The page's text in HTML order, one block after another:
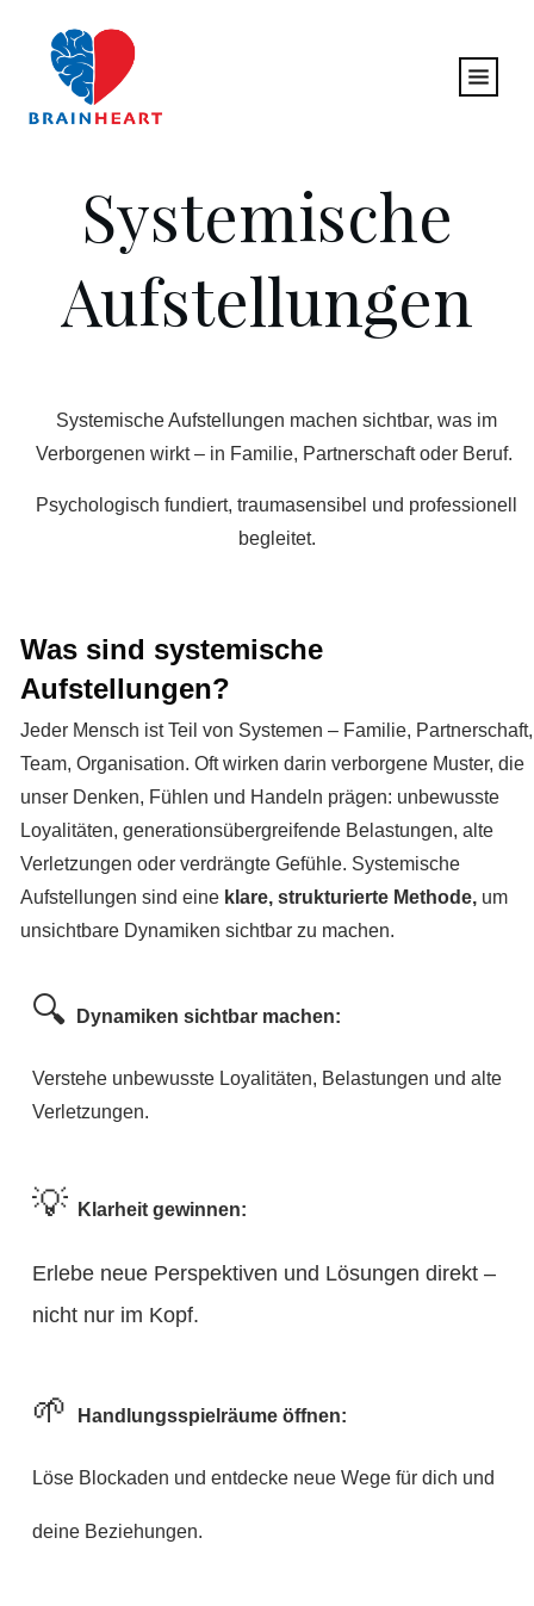
Systemische
Aufstellungen
Systemische Aufstellungen machen sichtbar, was im
Verborgenen wirkt – in Familie, Partnerschaft oder Beruf.
Psychologisch fundiert, traumasensibel und professionell
begleitet.
Was sind systemische
Aufstellungen?
Jeder Mensch ist Teil von Systemen – Familie, Partnerschaft,
Team, Organisation. Oft wirken darin verborgene Muster, die
unser Denken, Fühlen und Handeln prägen: unbewusste
Loyalitäten, generationsübergreifende Belastungen, alte
Verletzungen oder verdrängte Gefühle. Systemische
Aufstellungen sind eine klare, strukturierte Methode, um
unsichtbare Dynamiken sichtbar zu machen.
🔍 Dynamiken sichtbar machen:
Verstehe unbewusste Loyalitäten, Belastungen und alte
Verletzungen.
💡 Klarheit gewinnen:
Erlebe neue Perspektiven und Lösungen direkt –
nicht nur im Kopf.
🌱 Handlungsspielräume öffnen:
Löse Blockaden und entdecke neue Wege für dich und
deine Beziehungen.